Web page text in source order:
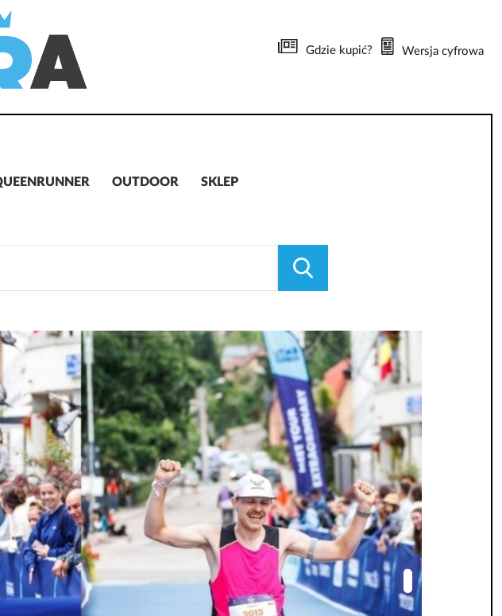
Gdzie kupić? Wersja cyfrowa
OUTDOOR SKLEP